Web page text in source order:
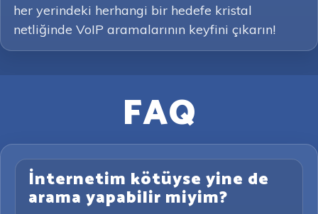
her yerindeki herhangi bir hedefe kristal
netliğinde VoIP aramalarının keyfini çıkarın!
FAQ
İnternetim kötüyse yine de
arama yapabilir miyim?